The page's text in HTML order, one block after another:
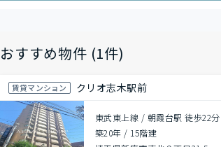
おすすめ物件 (1件)
賃貸マンション クリオ志木駅前
東武東上線 / 朝霞台駅 徒歩22分
築20年 / 15階建